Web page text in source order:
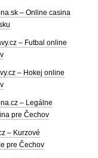
– Online casina
– Futbal online
– Hokej online
– Legálne
pre Čechov
– Kurzové
pre Čechov